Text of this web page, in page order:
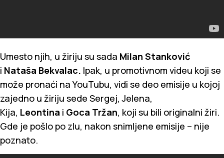
Umesto njih, u žiriju su sada Milan Stanković
i Nataša Bekvalac. Ipak, u promotivnom videu koji se
može pronaći na YouTubu, vidi se deo emisije u kojoj
zajedno u žiriju sede Sergej, Jelena,
Kija, Leontina i Goca Tržan, koji su bili originalni žiri.
Gde je pošlo po zlu, nakon snimljene emisije – nije
poznato.